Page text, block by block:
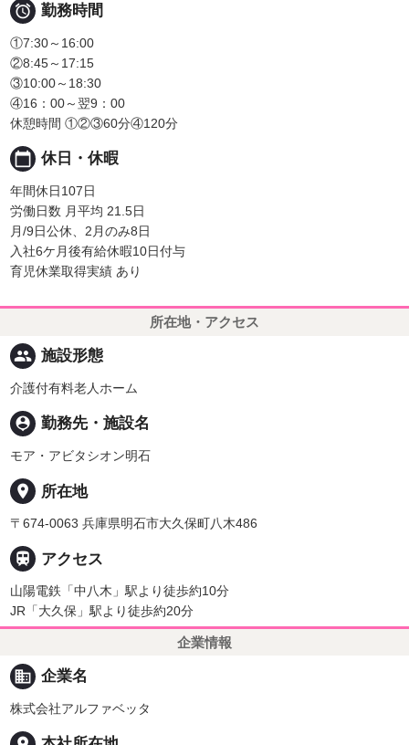
 勤務時間
①7:30～16:00
②8:45～17:15
③10:00～18:30
④16：00～翌9：00
休憩時間 ①②③60分④120分
calendar_today 休日・休暇
年間休日107日
労働日数 月平均 21.5日
月/9日公休、2月のみ8日
入社6ケ月後有給休暇10日付与
育児休業取得実績 あり
所在地・アクセス
people 施設形態
介護付有料老人ホーム
person_pin 勤務先・施設名
モア・アビタシオン明石
place 所在地
〒674-0063 兵庫県明石市大久保町八木486
 アクセス
山陽電鉄「中八木」駅より徒歩約10分
JR「大久保」駅より徒歩約20分
企業情報
business 企業名
株式会社アルファベッタ